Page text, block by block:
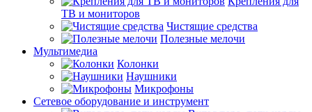
ТВ и мониторов
Чистящие средства
Полезные мелочи
Мультимедиа
Колонки
Наушники
Микрофоны
Сетевое оборудование и инструмент